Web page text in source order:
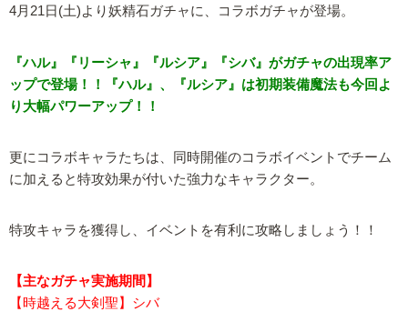
4月21日(土)より妖精石ガチャに、コラボガチャが登場。
『ハル』『リーシャ』『ルシア』『シバ』がガチャの出現率ア
ップで登場！！『ハル』、『ルシア』は初期装備魔法も今回よ
り大幅パワーアップ！！
更にコラボキャラたちは、同時開催のコラボイベントでチーム
に加えると特攻効果が付いた強力なキャラクター。
特攻キャラを獲得し、イベントを有利に攻略しましょう！！
【主なガチャ実施期間】
【時越える大剣聖】シバ